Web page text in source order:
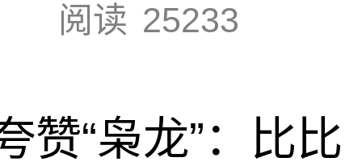
阅读 25233
赞“枭龙”：比比